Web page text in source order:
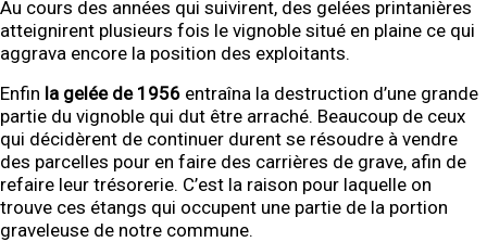
Au cours des années qui suivirent, des gelées printanières
atteignirent plusieurs fois le vignoble situé en plaine ce qui
aggrava encore la position des exploitants.
Enfin la gelée de 1956 entraîna la destruction d’une grande
partie du vignoble qui dut être arraché. Beaucoup de ceux
qui décidèrent de continuer durent se résoudre à vendre
des parcelles pour en faire des carrières de grave, afin de
refaire leur trésorerie. C’est la raison pour laquelle on
trouve ces étangs qui occupent une partie de la portion
graveleuse de notre commune.